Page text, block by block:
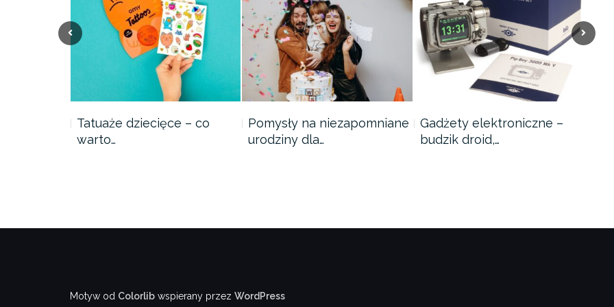
Tatuaże dziecięce – co
warto…
Pomysły na niezapomniane
urodziny dla…
Gadżety elektroniczne –
budzik droid,…
Motyw od Colorlib wspierany przez WordPress